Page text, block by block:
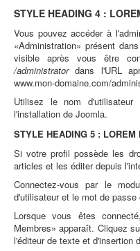
STYLE HEADING 4 :
Vous pouvez accéder à
«Administration» présent
visible après vous être
/administratordans l'URL
www.mon-domaine.com/
Utilisez le nom
l'installation de Joomla.
STYLE HEADING 5 :
Si votre profil possède les
articles et les éditer depuis
Connectez-vous par le
d'utilisateur et le mot de
Lorsque vous êtes
Membres» apparaît. Cliquez
l'éditeur de texte et d'insertion